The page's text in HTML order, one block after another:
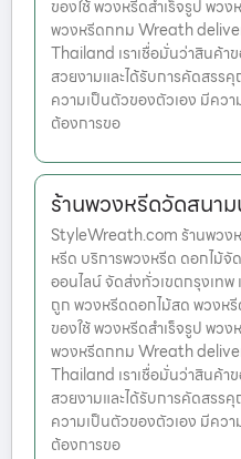
ของใช้ พวงหรีดสำเร็จรูป พ
พวงหรีดกทม Wreath
Thailand เราเชื่อมั่นว่าสินค้า
สวยงามและได้รับการคัดสร
ความเป็นตัวของตัวเอง มีคว
ต้องการขอ
ร้านพวงหรีดวัดสนา
StyleWreath.com ร้านพวง
หรีด บริการพวงหรีด ดอกไม้
ออนไลน์ จัดส่งทั่วเขตกรุงเท
ถูก พวงหรีดดอกไม้สด พวงห
ของใช้ พวงหรีดสำเร็จรูป พ
พวงหรีดกทม Wreath
Thailand เราเชื่อมั่นว่าสินค้า
สวยงามและได้รับการคัดสร
ความเป็นตัวของตัวเอง มีคว
ต้องการขอ